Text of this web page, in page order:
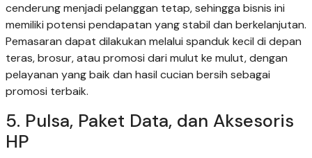
cenderung menjadi pelanggan tetap, sehingga bisnis ini
memiliki potensi pendapatan yang stabil dan berkelanjutan.
Pemasaran dapat dilakukan melalui spanduk kecil di depan
teras, brosur, atau promosi dari mulut ke mulut, dengan
pelayanan yang baik dan hasil cucian bersih sebagai
promosi terbaik.
5. Pulsa, Paket Data, dan Aksesoris
HP